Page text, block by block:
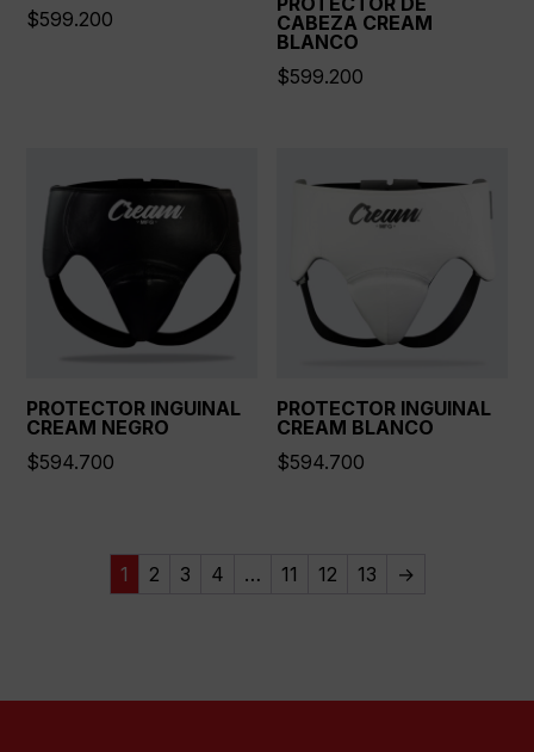
$599.200
CABEZA CREAM
BLANCO
$599.200
PROTECTOR INGUINAL
CREAM NEGRO
$594.700
PROTECTOR INGUINAL
CREAM BLANCO
$594.700
1 2 3 4 … 11 12 13 →